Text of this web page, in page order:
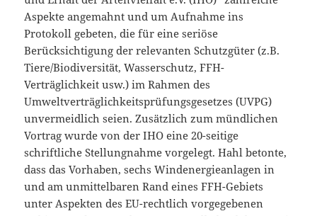
Aspekte angemahnt und um Aufnahme ins
Protokoll gebeten, die für eine seriöse
Berücksichtigung der relevanten Schutzgüter (z.B.
Tiere/Biodiversität, Wasserschutz, FFH-
Verträglichkeit usw.) im Rahmen des
Umweltverträglichkeitsprüfungsgesetzes (UVPG)
unvermeidlich seien. Zusätzlich zum mündlichen
Vortrag wurde von der IHO eine 20-seitige
schriftliche Stellungnahme vorgelegt. Hahl betonte,
dass das Vorhaben, sechs Windenergieanlagen in
und am unmittelbaren Rand eines FFH-Gebiets
unter Aspekten des EU-rechtlich vorgegebenen